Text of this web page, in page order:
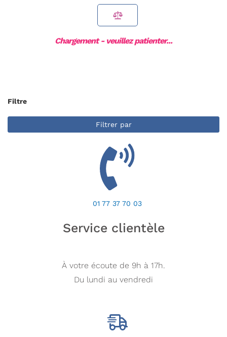
Chargement - veuillez patienter...
Filtre
Filtrer par
01 77 37 70 03
Service clientèle
À votre écoute de 9h à 17h.
Du lundi au vendredi